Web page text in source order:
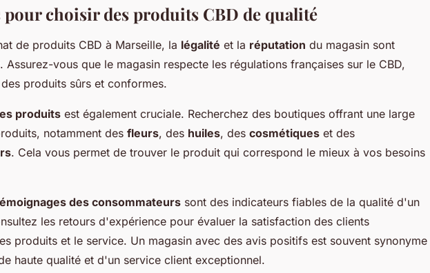
pour choisir des produits CBD de qualité
de produits CBD à Marseille, la légalité et la réputation du magasin sont
Assurez-vous que le magasin respecte les régulations françaises sur le CBD,
produits sûrs et conformes.
produits est également cruciale. Recherchez des boutiques offrant une large
notamment des fleurs, des huiles, des cosmétiques et des
. Cela vous permet de trouver le produit qui correspond le mieux à vos besoins
des consommateurs sont des indicateurs fiables de la qualité d'un
les retours d'expérience pour évaluer la satisfaction des clients
produits et le service. Un magasin avec des avis positifs est souvent synonyme
haute qualité et d'un service client exceptionnel.